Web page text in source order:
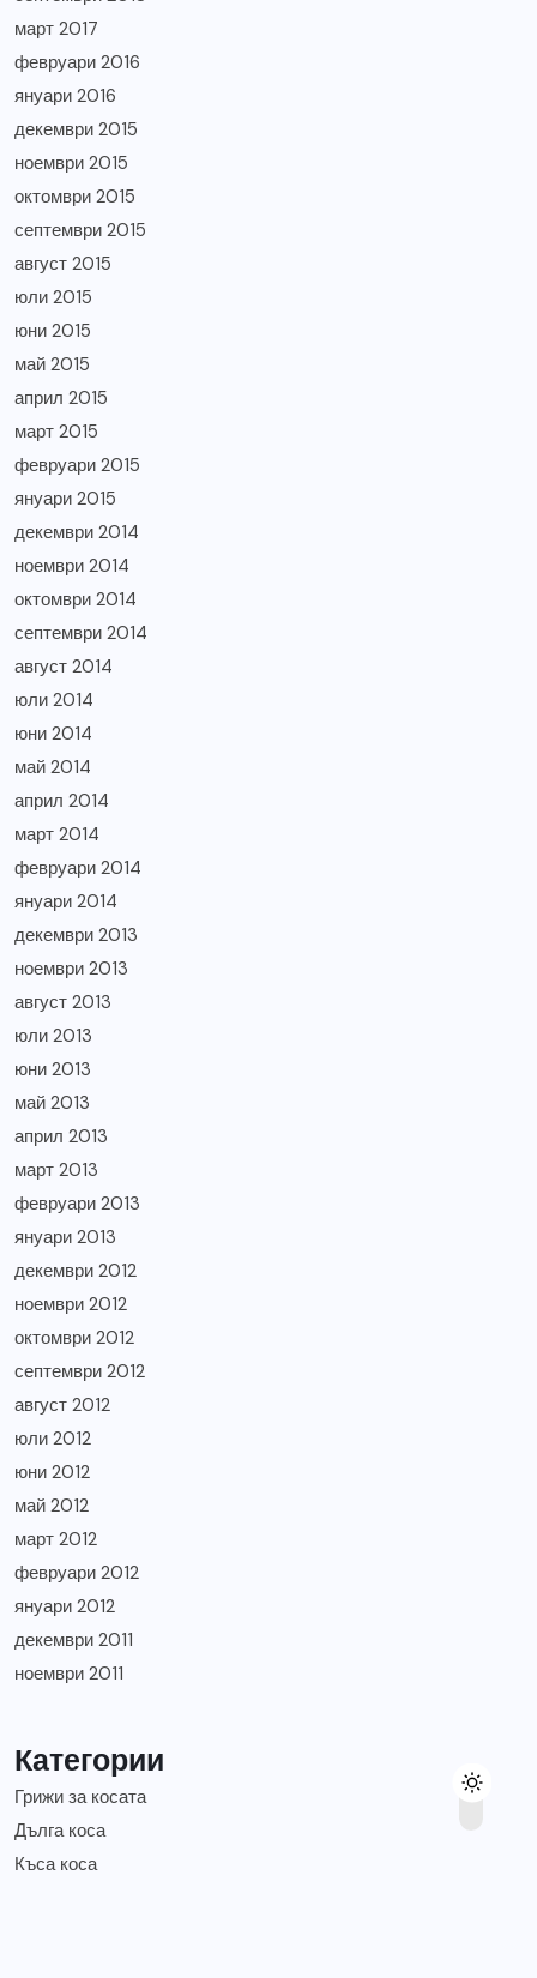
март 2017
февруари 2016
януари 2016
декември 2015
ноември 2015
октомври 2015
септември 2015
август 2015
юли 2015
юни 2015
май 2015
април 2015
март 2015
февруари 2015
януари 2015
декември 2014
ноември 2014
октомври 2014
септември 2014
август 2014
юли 2014
юни 2014
май 2014
април 2014
март 2014
февруари 2014
януари 2014
декември 2013
ноември 2013
август 2013
юли 2013
юни 2013
май 2013
април 2013
март 2013
февруари 2013
януари 2013
декември 2012
ноември 2012
октомври 2012
септември 2012
август 2012
юли 2012
юни 2012
май 2012
март 2012
февруари 2012
януари 2012
декември 2011
ноември 2011
Категории
Грижи за косата
Дълга коса
Къса коса